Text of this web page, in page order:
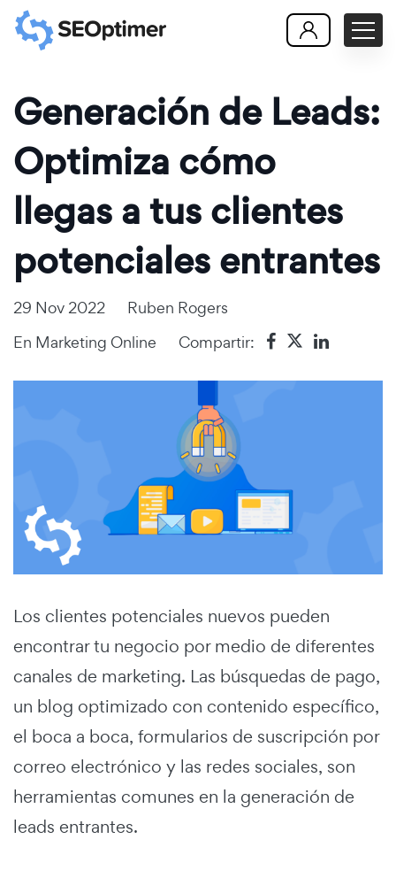
Generación de Leads:
Optimiza cómo
llegas a tus clientes
potenciales entrantes
29 Nov 2022
Ruben Rogers
En Marketing Online Compartir:
Los clientes potenciales nuevos pueden
encontrar tu negocio por medio de diferentes
canales de marketing. Las búsquedas de pago,
un blog optimizado con contenido específico,
el boca a boca, formularios de suscripción por
correo electrónico y las redes sociales, son
herramientas comunes en la generación de
leads entrantes.